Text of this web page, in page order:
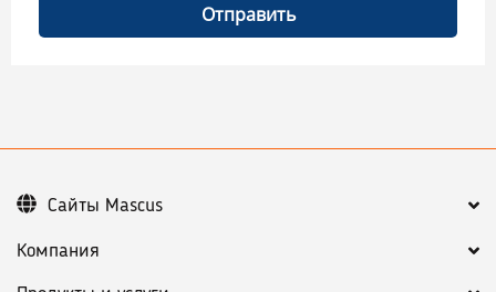
Отправить
Компания
Сайты Mascus